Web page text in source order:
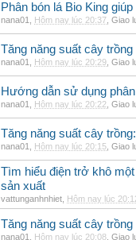
Phân bón lá Bio King
nana01 Hôm nay lúc 20:37 Giao
Tăng năng suất cây
nana01 Hôm nay lúc 20:29 Giao
Hướng dẫn sử dụng
nana01 Hôm nay lúc 20:22 Giao
Tăng năng suất cây
nana01 Hôm nay lúc 20:15 Giao
Tìm hiểu điện trở khô
sản xuất
vattunganhnhiet Hôm nay lúc
Tăng năng suất cây
nana01 Hôm nay lúc 20:08 Giao